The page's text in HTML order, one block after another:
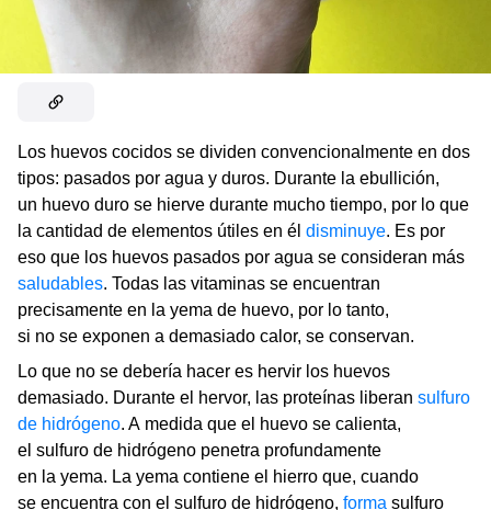
Los huevos cocidos se dividen convencionalmente en dos
tipos: pasados por agua y duros. Durante la ebullición,
un huevo duro se hierve durante mucho tiempo, por lo que
la cantidad de elementos útiles en él disminuye. Es por
eso que los huevos pasados ​​por agua se consideran más
saludables. Todas las vitaminas se encuentran
precisamente en la yema de huevo, por lo tanto,
si no se exponen a demasiado calor, se conservan.
Lo que no se debería hacer es hervir los huevos
demasiado. Durante el hervor, las proteínas liberan sulfuro
de hidrógeno. A medida que el huevo se calienta,
el sulfuro de hidrógeno penetra profundamente
en la yema. La yema contiene el hierro que, cuando
se encuentra con el sulfuro de hidrógeno, forma sulfuro